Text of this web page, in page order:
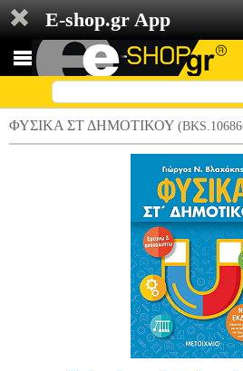
E-shop.gr App
ΦΥΣΙΚΑ ΣΤ ΔΗΜΟΤΙΚΟΥ